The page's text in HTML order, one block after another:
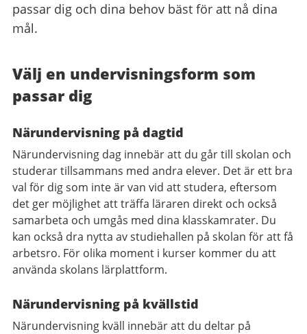
passar dig och dina behov bäst för att nå dina
mål.
Välj en undervisningsform som
passar dig
Närundervisning på dagtid
Närundervisning dag innebär att du går till skolan och
studerar tillsammans med andra elever. Det är ett bra
val för dig som inte är van vid att studera, eftersom
det ger möjlighet att träffa läraren direkt och också
samarbeta och umgås med dina klasskamrater. Du
kan också dra nytta av studiehallen på skolan för att få
arbetsro. För olika moment i kurser kommer du att
använda skolans lärplattform.
Närundervisning på kvällstid
Närundervisning kväll innebär att du deltar på